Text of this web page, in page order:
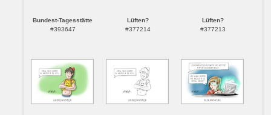
Bundest-Tagesstätte
#393647
Lüften?
#377214
Lüften?
#377213